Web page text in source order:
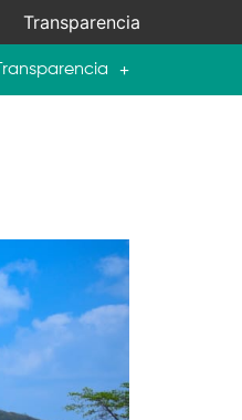
Transparencia
Transparencia